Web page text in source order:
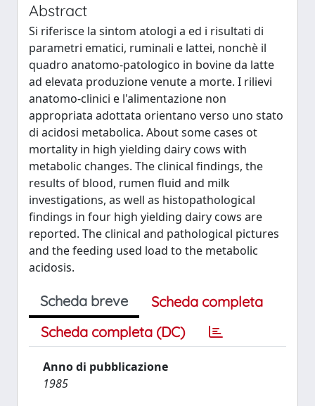
Abstract
Si riferisce la sintom atologi a ed i risultati di
parametri ematici, ruminali e lattei, nonchè il
quadro anatomo-patologico in bovine da latte
ad elevata produzione venute a morte. I rilievi
anatomo-clinici e l'alimentazione non
appropriata adottata orientano verso uno stato
di acidosi metabolica. About some cases ot
mortality in high yielding dairy cows with
metabolic changes. The clinical findings, the
results of blood, rumen fluid and milk
investigations, as well as histopathological
findings in four high yielding dairy cows are
reported. The clinical and pathological pictures
and the feeding used load to the metabolic
acidosis.
Scheda breve
Scheda completa
Scheda completa (DC)
Anno di pubblicazione
1985